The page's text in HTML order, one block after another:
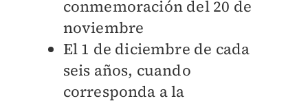
conmemoración del 20 de
noviembre
El 1 de diciembre de cada
seis años, cuando
corresponda a la